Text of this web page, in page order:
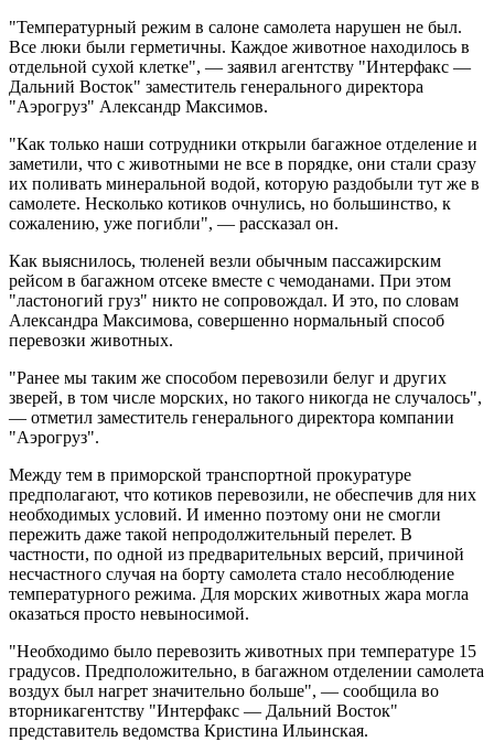
"Температурный режим в салоне самолета нарушен не был.
Все люки были герметичны. Каждое животное находилось в
отдельной сухой клетке", — заявил агентству "Интерфакс —
Дальний Восток" заместитель генерального директора
"Аэрогруз" Александр Максимов.
"Как только наши сотрудники открыли багажное отделение и
заметили, что с животными не все в порядке, они стали сразу
их поливать минеральной водой, которую раздобыли тут же в
самолете. Несколько котиков очнулись, но большинство, к
сожалению, уже погибли", — рассказал он.
Как выяснилось, тюленей везли обычным пассажирским
рейсом в багажном отсеке вместе с чемоданами. При этом
"ластоногий груз" никто не сопровождал. И это, по словам
Александра Максимова, совершенно нормальный способ
перевозки животных.
"Ранее мы таким же способом перевозили белуг и других
зверей, в том числе морских, но такого никогда не случалось",
— отметил заместитель генерального директора компании
"Аэрогруз".
Между тем в приморской транспортной прокуратуре
предполагают, что котиков перевозили, не обеспечив для них
необходимых условий. И именно поэтому они не смогли
пережить даже такой непродолжительный перелет. В
частности, по одной из предварительных версий, причиной
несчастного случая на борту самолета стало несоблюдение
температурного режима. Для морских животных жара могла
оказаться просто невыносимой.
"Необходимо было перевозить животных при температуре 15
градусов. Предположительно, в багажном отделении самолета
воздух был нагрет значительно больше", — сообщила во
вторникагентству "Интерфакс — Дальний Восток"
представитель ведомства Кристина Ильинская.